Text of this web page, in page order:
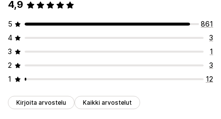
4,9
5
861
4
3
3
1
2
3
1
12
Kirjoita arvostelu Kaikki arvostelut